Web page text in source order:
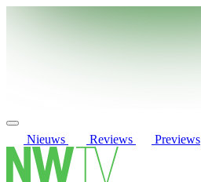
Nieuws Reviews Previews